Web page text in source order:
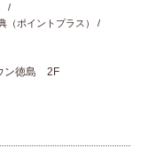
（ポイントプラス）
ン徳島 2F